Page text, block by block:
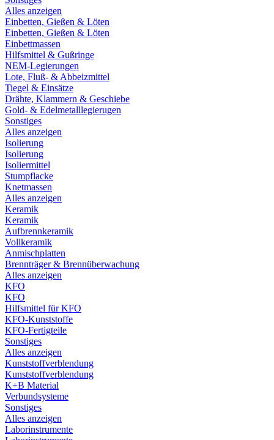
Alles anzeigen
Einbetten, Gießen & Löten
Einbetten, Gießen & Löten
Einbettmassen
Hilfsmittel & Gußringe
NEM-Legierungen
Lote, Fluß- & Abbeizmittel
Tiegel & Einsätze
Drähte, Klammern & Geschiebe
Gold- & Edelmetalllegierugen
Sonstiges
Alles anzeigen
Isolierung
Isolierung
Isoliermittel
Stumpflacke
Knetmassen
Alles anzeigen
Keramik
Keramik
Aufbrennkeramik
Vollkeramik
Anmischplatten
Brennträger & Brennüberwachung
Alles anzeigen
KFO
KFO
Hilfsmittel für KFO
KFO-Kunststoffe
KFO-Fertigteile
Sonstiges
Alles anzeigen
Kunststoffverblendung
Kunststoffverblendung
K+B Material
Verbundsysteme
Sonstiges
Alles anzeigen
Laborinstrumente